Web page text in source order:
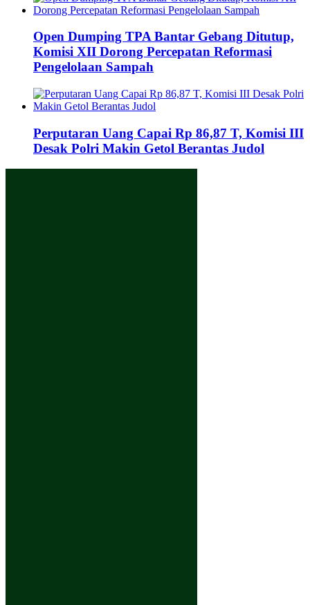
Open Dumping TPA Bantar Gebang Ditutup,
Komisi XII Dorong Percepatan Reformasi
Pengelolaan Sampah
Perputaran Uang Capai Rp 86,87 T, Komisi III
Desak Polri Makin Getol Berantas Judol